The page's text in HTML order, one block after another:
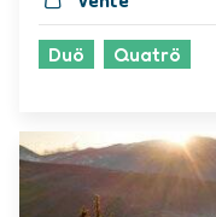
Vente
Duö Quatrö